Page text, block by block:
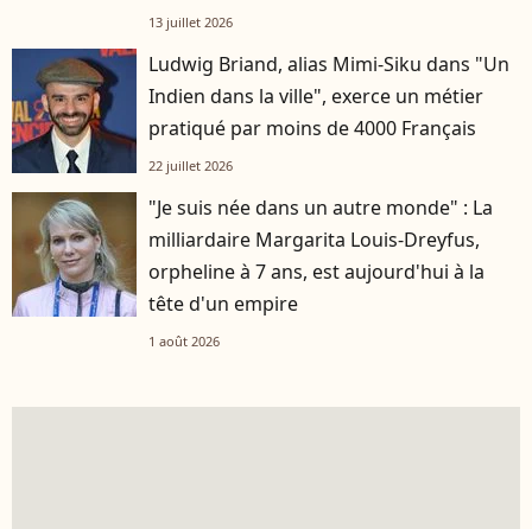
13 juillet 2026
Ludwig Briand, alias Mimi-Siku dans "Un
Indien dans la ville", exerce un métier
pratiqué par moins de 4000 Français
22 juillet 2026
"Je suis née dans un autre monde" : La
milliardaire Margarita Louis-Dreyfus,
orpheline à 7 ans, est aujourd'hui à la
tête d'un empire
1 août 2026